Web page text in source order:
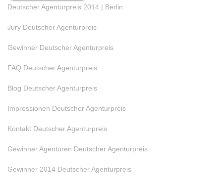
Deutscher Agenturpreis 2014 | Berlin
Jury Deutscher Agenturpreis
Gewinner Deutscher Agenturpreis
FAQ Deutscher Agenturpreis
Blog Deutscher Agenturpreis
Impressionen Deutscher Agenturpreis
Kontakt Deutscher Agenturpreis
Gewinner Agenturen Deutscher Agenturpreis
Gewinner 2014 Deutscher Agenturpreis